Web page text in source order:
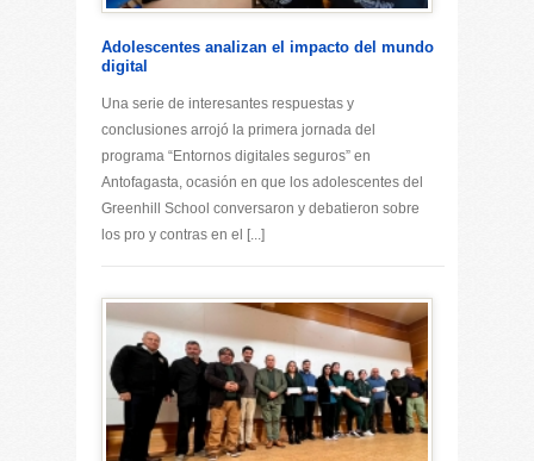
Adolescentes analizan el impacto del mundo
digital
Una serie de interesantes respuestas y
conclusiones arrojó la primera jornada del
programa “Entornos digitales seguros” en
Antofagasta, ocasión en que los adolescentes del
Greenhill School conversaron y debatieron sobre
los pro y contras en el [...]